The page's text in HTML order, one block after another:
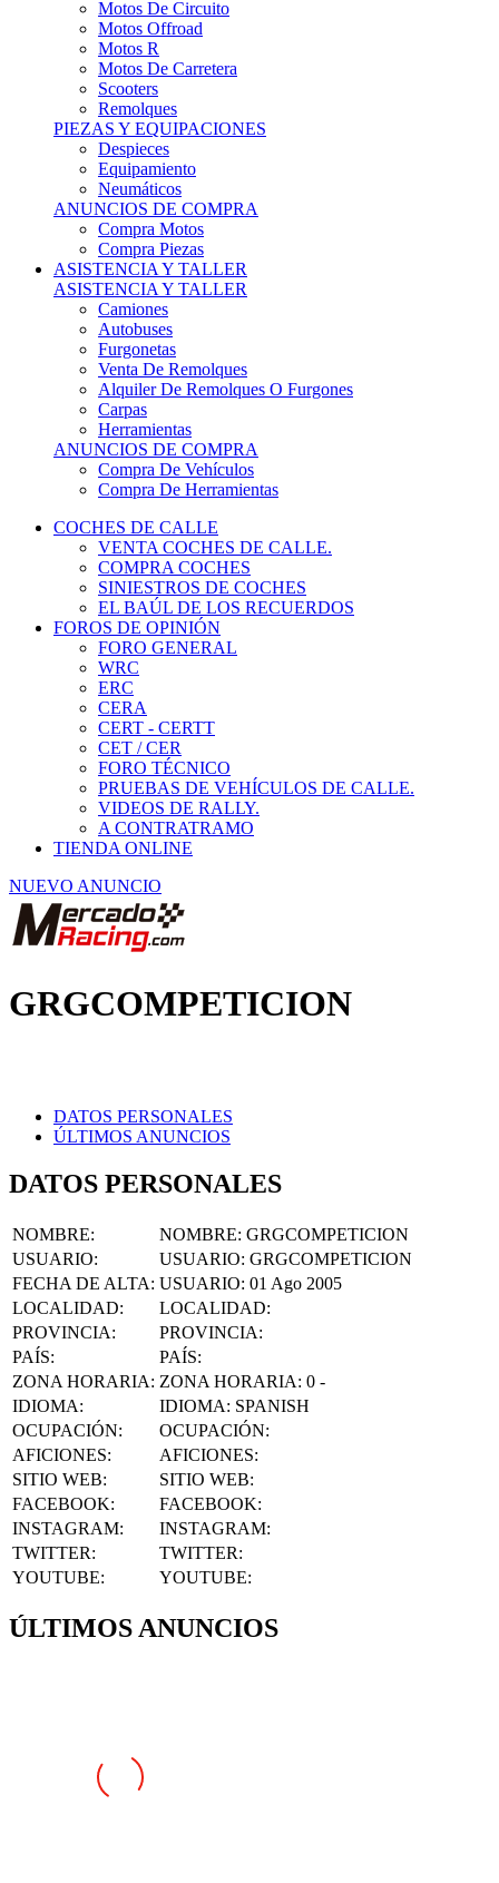
Motos R
Motos De Carretera
Scooters
Remolques
PIEZAS Y EQUIPACIONES
Despieces
Equipamiento
Neumáticos
ANUNCIOS DE COMPRA
Compra Motos
Compra Piezas
ASISTENCIA Y TALLER
ASISTENCIA Y TALLER
Camiones
Autobuses
Furgonetas
Venta De Remolques
Alquiler De Remolques O Furgones
Carpas
Herramientas
ANUNCIOS DE COMPRA
Compra De Vehículos
Compra De Herramientas
COCHES DE CALLE
VENTA COCHES DE CALLE.
COMPRA COCHES
SINIESTROS DE COCHES
EL BAÚL DE LOS RECUERDOS
FOROS DE OPINIÓN
FORO GENERAL
WRC
ERC
CERA
CERT - CERTT
CET / CER
FORO TÉCNICO
PRUEBAS DE VEHÍCULOS DE CALLE.
VIDEOS DE RALLY.
A CONTRATRAMO
TIENDA ONLINE
NUEVO ANUNCIO
ÚLTIMOS ANUNCIOS
USUARIO
USUARIO: GRGCOMPETICION
FECHA DE ALTA
USUARIO: 01 Ago 2005
LOCALIDAD:
LOCALIDAD:
PROVINCIA:
PROVINCIA:
PAÍS:
PAÍS:
ZONA HORARIA
ZONA HORARIA:
IDIOMA: IDIOMA: SPANISH
OCUPACIÓN
OCUPACIÓN:
AFICIONES:
AFICIONES:
SITIO WEB:
SITIO WEB:
FACEBOOK
FACEBOOK:
INSTAGRAM
INSTAGRAM:
TWITTER :
TWITTER:
YOUTUBE
YOUTUBE: